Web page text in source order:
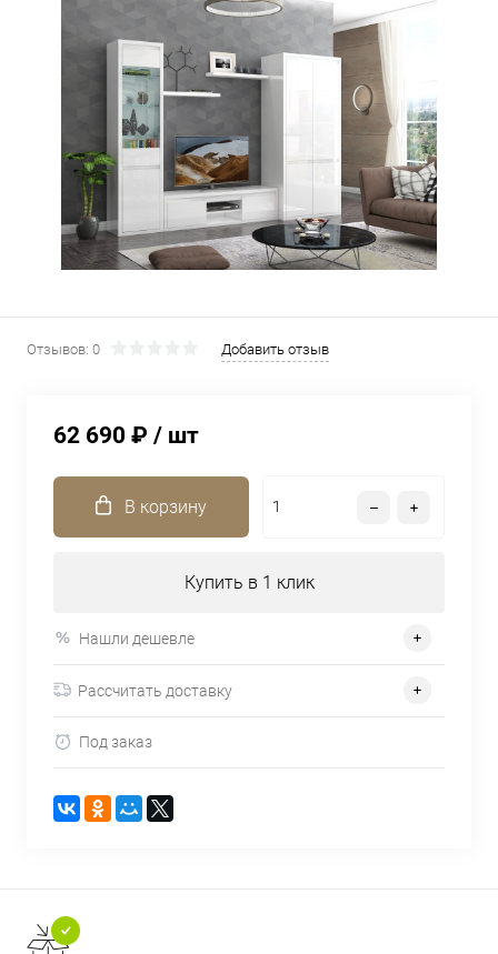
Отзывов: 0 Добавить отзыв
62 690 ₽ / шт
В корзину
Купить в 1 клик
Нашли дешевле
Рассчитать доставку
Под заказ